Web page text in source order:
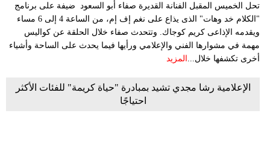
تحل الخميس المقبل الفنانة القديرة صفاء أبو السعود ضيفة على برنامج
"الكلام خد وهات" الذى يذاع على نغم إف إم، من الساعة 4 إلى 6 مساء
ويقدمه الإذاعى كريم كوجاك. وتتحدث صفاء خلال الحلقة عن كواليس
مهمة في مشوارها الفني والإعلامي ورأيها فيما يحدث على الساحة وأشياء
أخرى تكشفها خلال... المزيد
الإعلامية رشا مجدي تشيد بمبادرة "حياة كريمة" للفئات الأكثر
احتياجًا